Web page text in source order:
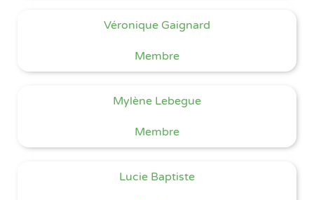
Véronique Gaignard
Membre
Mylène Lebegue
Membre
Lucie Baptiste